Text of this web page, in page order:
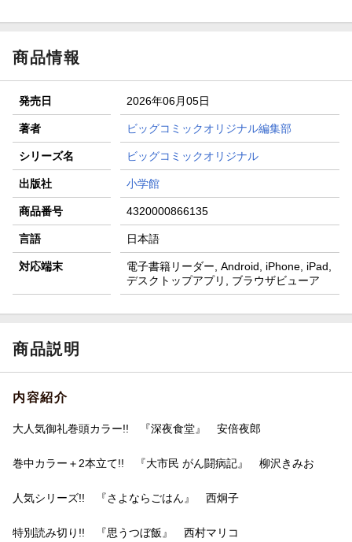
商品情報
発売日 2026年06月05日
著者 ビッグコミックオリジナル編集部
シリーズ名 ビッグコミックオリジナル
出版社 小学館
商品番号 4320000866135
言語 日本語
対応端末
電子書籍リーダー, Android, iPhone, iPad,
デスクトップアプリ, ブラウザビューア
商品説明
内容紹介
大人気御礼巻頭カラー!! 『深夜食堂』 安倍夜郎
巻中カラー＋2本立て!! 『大市民 がん闘病記』 柳沢きみお
人気シリーズ!! 『さよならごはん』 西炯子
特別読み切り!! 『思うつぼ飯』 西村マリコ